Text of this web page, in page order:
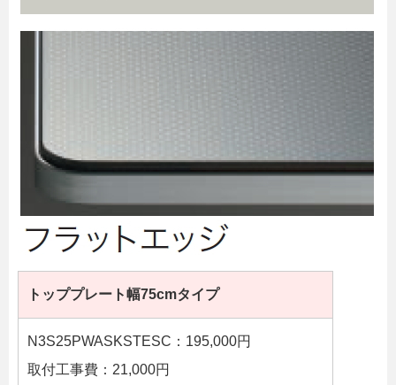
トッププレート幅75cmタイプ
N3S25PWASKSTESC：195,000円
取付工事費：21,000円